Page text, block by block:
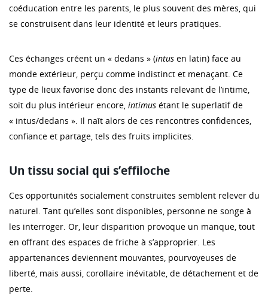
coéducation entre les parents, le plus souvent des mères, qui
se construisent dans leur identité et leurs pratiques.
Ces échanges créent un « dedans » (intus en latin) face au
monde extérieur, perçu comme indistinct et menaçant. Ce
type de lieux favorise donc des instants relevant de l’intime,
soit du plus intérieur encore, intimus étant le superlatif de
« intus/dedans ». Il naît alors de ces rencontres confidences,
confiance et partage, tels des fruits implicites.
Un tissu social qui s’effiloche
Ces opportunités socialement construites semblent relever du
naturel. Tant qu’elles sont disponibles, personne ne songe à
les interroger. Or, leur disparition provoque un manque, tout
en offrant des espaces de friche à s’approprier. Les
appartenances deviennent mouvantes, pourvoyeuses de
liberté, mais aussi, corollaire inévitable, de détachement et de
perte.